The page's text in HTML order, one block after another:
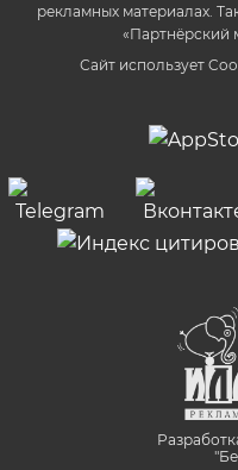
рекламных материалах.
«Партнёрский
Сайт использует